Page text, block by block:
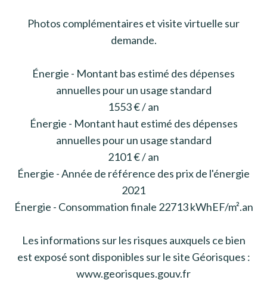
Photos complémentaires et visite virtuelle sur
demande.
Énergie - Montant bas estimé des dépenses
annuelles pour un usage standard
1553 € / an
Énergie - Montant haut estimé des dépenses
annuelles pour un usage standard
2101 € / an
Énergie - Année de référence des prix de l'énergie
2021
Énergie - Consommation finale 22713 kWhEF/m².an
Les informations sur les risques auxquels ce bien
est exposé sont disponibles sur le site Géorisques :
www.georisques.gouv.fr